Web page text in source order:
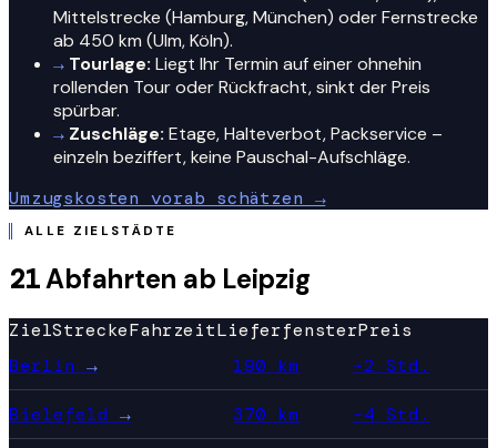
Mittelstrecke (Hamburg, München) oder Fernstrecke
ab 450 km (Ulm, Köln).
→ Tourlage: Liegt Ihr Termin auf einer ohnehin
rollenden Tour oder Rückfracht, sinkt der Preis
spürbar.
→ Zuschläge: Etage, Halteverbot, Packservice –
einzeln beziffert, keine Pauschal-Aufschläge.
Umzugskosten vorab schätzen →
ALLE ZIELSTÄDTE
21Abfahrten ab Leipzig
ZielStreckeFahrzeitLieferfensterPreis
Berlin → 190 km ~2 Std.
Bielefeld → 370 km ~4 Std.